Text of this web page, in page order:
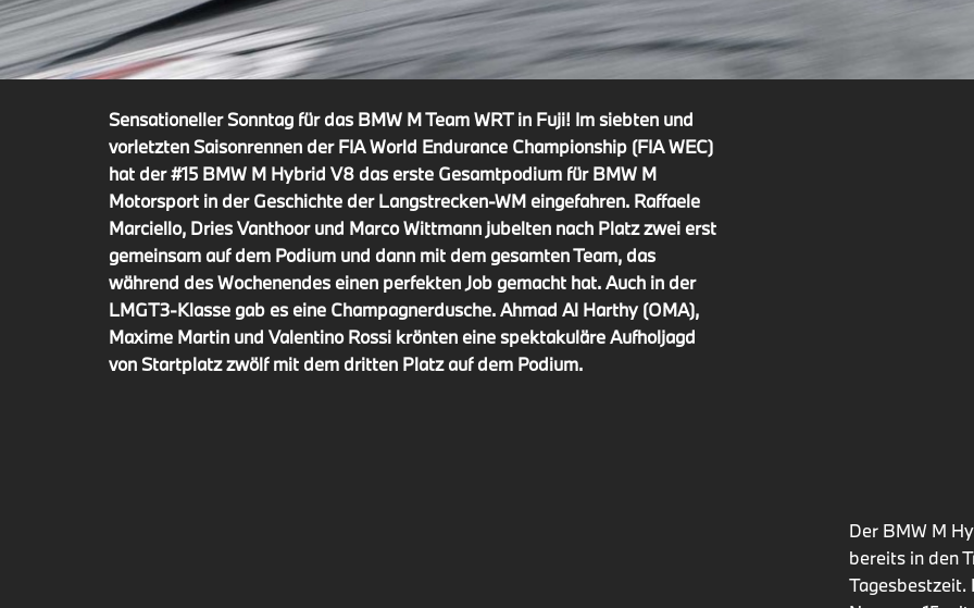
Sensationeller Sonntag für das BMW M Team WRT in Fuji! Im siebten und
vorletzten Saisonrennen der FIA World Endurance Championship (FIA WEC)
hat der #15 BMW M Hybrid V8 das erste Gesamtpodium für BMW M
Motorsport in der Geschichte der Langstrecken-WM eingefahren. Raffaele
Marciello, Dries Vanthoor und Marco Wittmann jubelten nach Platz zwei erst
gemeinsam auf dem Podium und dann mit dem gesamten Team, das
während des Wochenendes einen perfekten Job gemacht hat. Auch in der
LMGT3-Klasse gab es eine Champagnerdusche. Ahmad Al Harthy (OMA),
Maxime Martin und Valentino Rossi krönten eine spektakuläre Aufholjagd
von Startplatz zwölf mit dem dritten Platz auf dem Podium.
Der BMW M
bereits in den
Tagesbestzeit.